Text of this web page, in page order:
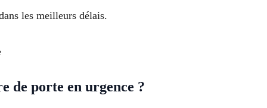
les meilleurs délais.
de porte en urgence ?